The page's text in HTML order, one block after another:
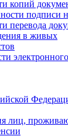
копий
подписи
перевода
в живых
лиц,